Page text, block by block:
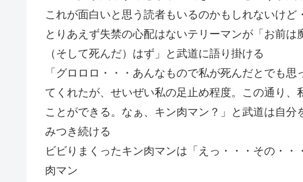
これが面白いと思う読者もいるのかもしれないけど
とりあえず失禁の心配はないテリーマンが「お前
（そして死んだ）はず」と武道に語り掛ける
「グロロロ・・・あんなもので私が死んだとでも
てくれたが、せいぜい私の足止め程度。この通り
ことができる。なぁ、キン肉マン？」と武道は自
みつき続ける
ビビりまくったキン肉マンは「えっ・・・その・
肉マン